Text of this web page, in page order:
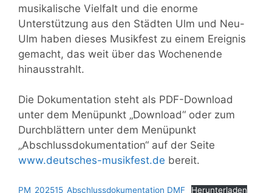
musikalische Vielfalt und die enorme
Unterstützung aus den Städten Ulm und Neu-
Ulm haben dieses Musikfest zu einem Ereignis
gemacht, das weit über das Wochenende
hinausstrahlt.
Die Dokumentation steht als PDF-Download
unter dem Menüpunkt „Download“ oder zum
Durchblättern unter dem Menüpunkt
„Abschlussdokumentation“ auf der Seite
www.deutsches-musikfest.de bereit.
PM_202515_Abschlussdokumentation DMF Herunterladen